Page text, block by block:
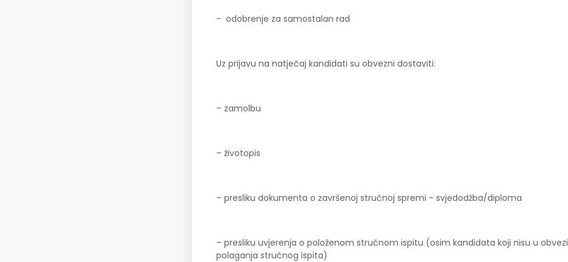
- odobrenje za samostalan rad
Uz prijavu na natječaj kandidati su obvezni dostaviti:
– zamolbu
– životopis
– presliku dokumenta o završenoj stručnoj spremi - svjedodžba/diploma
– presliku uvjerenja o položenom stručnom ispitu (osim kandidata koji nisu u obvezi
polaganja stručnog ispita)